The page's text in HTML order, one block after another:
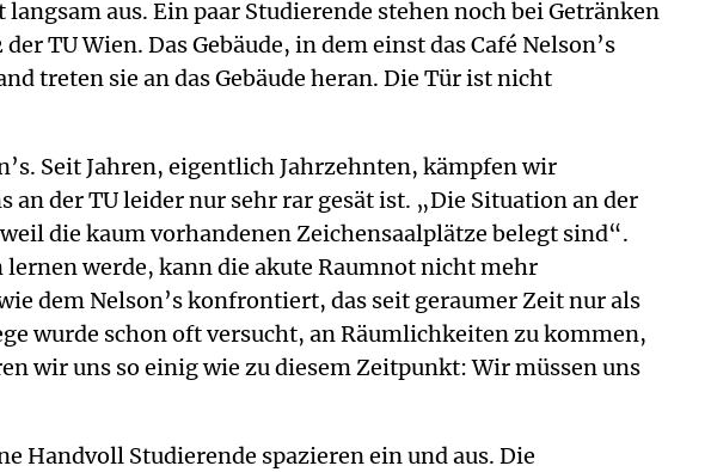
aus. Ein paar Studierende stehen noch bei Getränken
TU Wien. Das Gebäude, in dem einst das Café Nelson’s
treten sie an das Gebäude heran. Die Tür ist nicht
Seit Jahren, eigentlich Jahrzehnten, kämpfen wir
der TU leider nur sehr rar gesät ist. „Die Situation an der
die kaum vorhandenen Zeichensaalplätze belegt sind“.
werde, kann die akute Raumnot nicht mehr
dem Nelson’s konfrontiert, das seit geraumer Zeit nur als
wurde schon oft versucht, an Räumlichkeiten zu kommen,
wir uns so einig wie zu diesem Zeitpunkt: Wir müssen uns
Handvoll Studierende spazieren ein und aus. Die